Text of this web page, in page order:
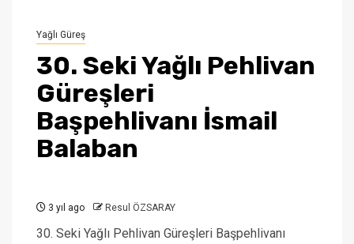
Yağlı Güreş
30. Seki Yağlı Pehlivan
Güreşleri
Başpehlivanı İsmail
Balaban
3 yıl ago Resul ÖZSARAY
30. Seki Yağlı Pehlivan Güreşleri Başpehlivanı